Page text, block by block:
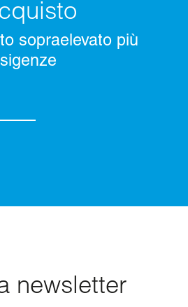
sopraelevato più
newsletter